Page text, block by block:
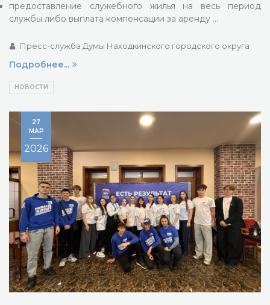
предоставление служебного жилья на весь период
службы либо выплата компенсации за аренду …
Пресс-служба Думы Находкинского городского округа
Подробнее...
НОВОСТИ
27
МАР
2026